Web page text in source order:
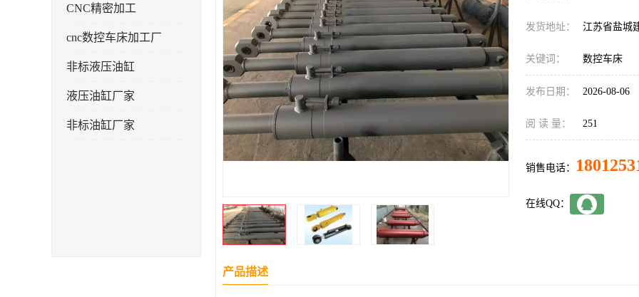
CNC精密加工
cnc数控车床加工厂
非标液压油缸
液压油缸厂家
非标油缸厂家
发货地址： 江苏省盐城
关键词： 数控车床
发布日期： 2026-08-06
阅 读 量： 251
销售电话：
在线QQ：
产品描述